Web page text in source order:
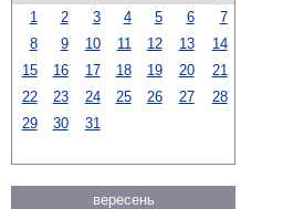
1
2 3 4 5 6
7
8
9 10 11 12 13
14
15
16 17 18 19 20
21
22
23 24 25 26 27
28
29
30 31
вересень